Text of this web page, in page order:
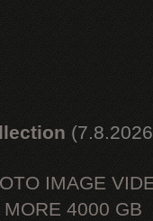
IMAGE
4000 GB